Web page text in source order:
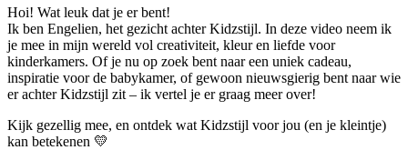
Hoi! Wat leuk dat je er bent!
Ik ben Engelien, het gezicht achter Kidzstijl. In deze video neem ik
je mee in mijn wereld vol creativiteit, kleur en liefde voor
kinderkamers. Of je nu op zoek bent naar een uniek cadeau,
inspiratie voor de babykamer, of gewoon nieuwsgierig bent naar wie
er achter Kidzstijl zit – ik vertel je er graag meer over!
Kijk gezellig mee, en ontdek wat Kidzstijl voor jou (en je kleintje)
kan betekenen 💛